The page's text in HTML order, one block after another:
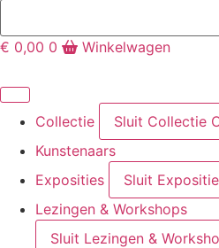
€ 0,00 0 Winkelwagen
Collectie Sluit Collectie
Kunstenaars
Exposities
Sluit
Lezingen & Workshops
Sluit Lezingen &